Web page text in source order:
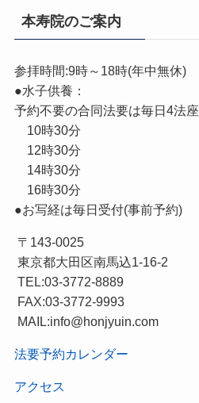
本寿院のご案内
参拝時間:9時～18時(年中無休)
●水子供養：
予約不要の合同法要は毎日4法座
10時30分
12時30分
14時30分
16時30分
●お写経は毎日受付(事前予約)
〒143-0025
東京都大田区南馬込1-16-2
TEL:03-3772-8889
FAX:03-3772-9993
MAIL:info@honjyuin.com
法要予約カレンダー
アクセス